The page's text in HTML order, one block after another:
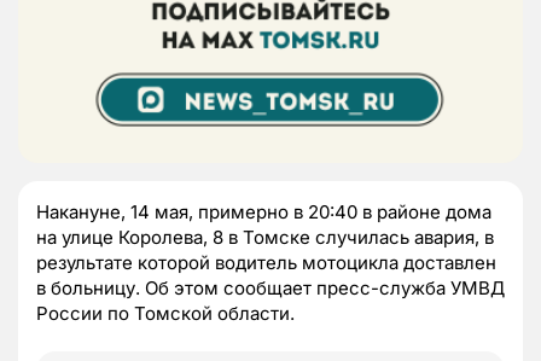
Накануне, 14 мая, примерно в 20:40 в районе дома
на улице Королева, 8 в Томске случилась авария, в
результате которой водитель мотоцикла доставлен
в больницу. Об этом сообщает пресс-служба УМВД
России по Томской области.